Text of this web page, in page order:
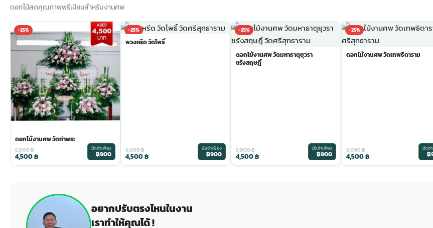
ดอกไม้สดคุณภาพพรีเมียมสำหรับงานศพ
-25%
ดอกไม้งานศพ วัดท่าพระ
6,000฿
4,500฿
มัดจำเพียง
฿900
-25%
พวงหรีด วัดโพธิ์
6,000฿
4,500฿
มัดจำเพียง
฿900
-25%
ดอกไม้งานศพ วัดมหาธาตุยุวรา
ชรังสฤษฎิ์
6,000฿
4,500฿
มัดจำเพียง
฿900
-25%
ดอกไม้งานศพ วัดเทพธิดาราม
6,000฿
4,500฿
มัดจ
฿
อยากปรับตรงไหนในงาน
เราทำให้คุณได้ !